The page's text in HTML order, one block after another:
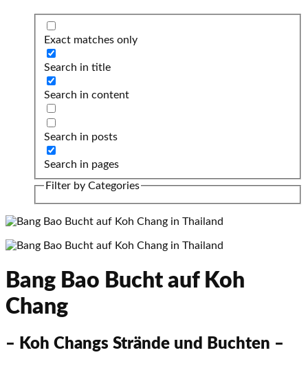
Exact matches only
Search in title
Search in content
Search in posts
Search in pages
Filter by Categories
Bang Bao Bucht auf Koh
Chang
– Koh Changs Strände und Buchten –